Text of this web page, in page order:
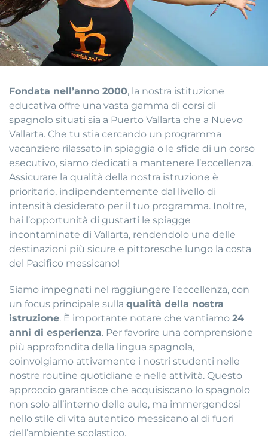
Fondata nell’anno 2000, la nostra istituzione
educativa offre una vasta gamma di corsi di
spagnolo situati sia a Puerto Vallarta che a Nuevo
Vallarta. Che tu stia cercando un programma
vacanziero rilassato in spiaggia o le sfide di un corso
esecutivo, siamo dedicati a mantenere l’eccellenza.
Assicurare la qualità della nostra istruzione è
prioritario, indipendentemente dal livello di
intensità desiderato per il tuo programma. Inoltre,
hai l’opportunità di gustarti le spiagge
incontaminate di Vallarta, rendendolo una delle
destinazioni più sicure e pittoresche lungo la costa
del Pacifico messicano!
Siamo impegnati nel raggiungere l’eccellenza, con
un focus principale sulla qualità della nostra
istruzione. È importante notare che vantiamo 24
anni di esperienza. Per favorire una comprensione
più approfondita della lingua spagnola,
coinvolgiamo attivamente i nostri studenti nelle
nostre routine quotidiane e nelle attività. Questo
approccio garantisce che acquisiscano lo spagnolo
non solo all’interno delle aule, ma immergendosi
nello stile di vita autentico messicano al di fuori
dell’ambiente scolastico.